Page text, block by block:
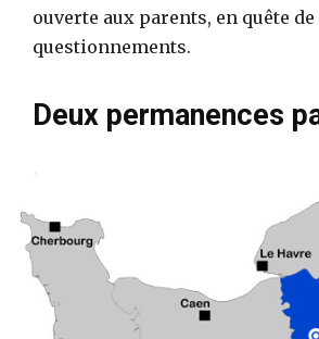
ouverte aux parents, en quête de
questionnements.
Deux permanences